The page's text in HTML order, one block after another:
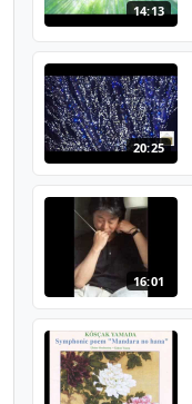
14:13
20:25
16:01